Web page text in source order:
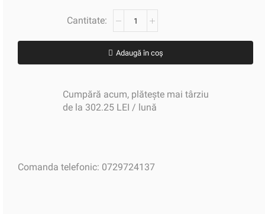
Adaugă în coș
Cumpără acum, plătește mai târziu
de la 302.25 LEI / lună
Comanda telefonic: 0729724137